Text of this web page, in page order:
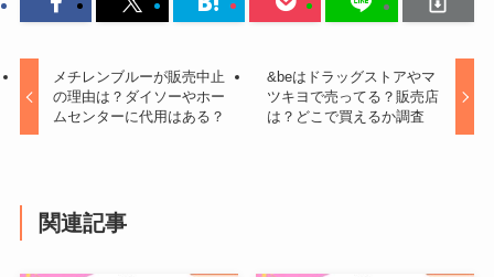
メチレンブルーが販売中止
の理由は？ダイソーやホー
ムセンターに代用はある？
&beはドラッグストアやマ
ツキヨで売ってる？販売店
は？どこで買えるか調査
関連記事